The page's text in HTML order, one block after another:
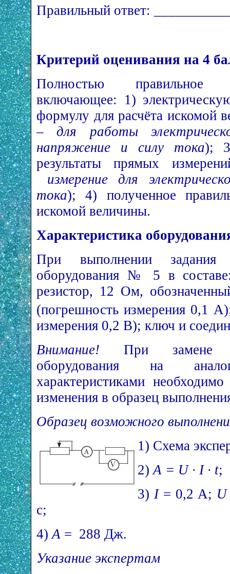
Правильный ответ:
Критерий оценивания на 4
Полностью правильное
включающее: 1)
формулу для расчёта искомой
–для работы
напряжение и силу тока);
результаты прямых
измерение для
тока); 4) полученное
искомой величины.
Характеристика
При выполнении задания
оборудования № 5 в
резистор, 12 Ом,
(погрешность измерения 0,1
измерения 0,2 В); ключ и
Внимание! При замене
оборудования на
характеристиками
изменения в образец
Образец возможного
1) Схема
2)А = U · I · t;
3) I= 0,2 А; U
с;
4)А = 288 Дж.
Указание экспертам